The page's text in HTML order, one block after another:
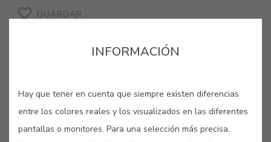
GUARDAR
COLORES RELACIONADOS
INFORMACIÓN
Hay que tener en cuenta que siempre existen diferencias
entre los colores reales y los visualizados en las diferentes
pantallas o monitores. Para una selección más precisa,